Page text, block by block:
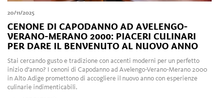
20/11/2025
CENONE DI CAPODANNO AD AVELENGO-
VERANO-MERANO 2000: PIACERI CULINARI
PER DARE IL BENVENUTO AL NUOVO ANNO
Stai cercando gusto e tradizione con accenti moderni per un perfetto
inizio d’anno? I cenoni di Capodanno ad Avelengo-Verano-Merano 2000
in Alto Adige promettono di accogliere il nuovo anno con esperienze
culinarie indimenticabili.